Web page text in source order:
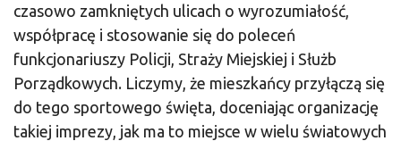
czasowo zamkniętych ulicach o wyrozumiałość,
współpracę i stosowanie się do poleceń
funkcjonariuszy Policji, Straży Miejskiej i Służb
Porządkowych. Liczymy, że mieszkańcy przyłączą się
do tego sportowego święta, doceniając organizację
takiej imprezy, jak ma to miejsce w wielu światowych